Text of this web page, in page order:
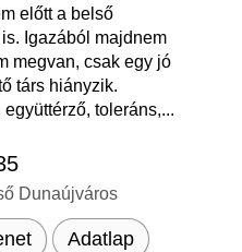
előtt a belső
Igazából majdnem
megvan, csak egy jó
társ hiányzik.
együttérző, toleráns,...
Dunaújváros
Adatlap